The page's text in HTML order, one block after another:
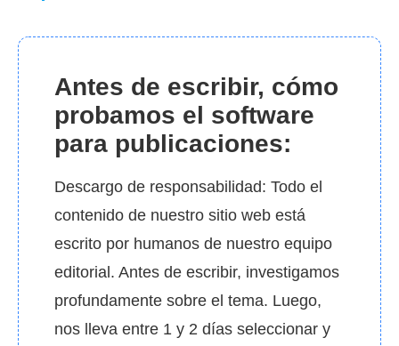
Antes de escribir, cómo
probamos el software
para publicaciones:
Descargo de responsabilidad: Todo el
contenido de nuestro sitio web está
escrito por humanos de nuestro equipo
editorial. Antes de escribir, investigamos
profundamente sobre el tema. Luego,
nos lleva entre 1 y 2 días seleccionar y